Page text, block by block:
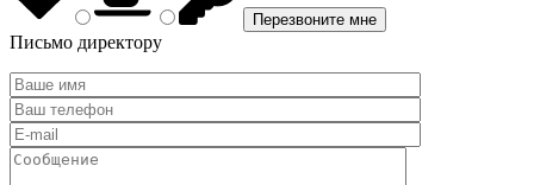
Письмо директору